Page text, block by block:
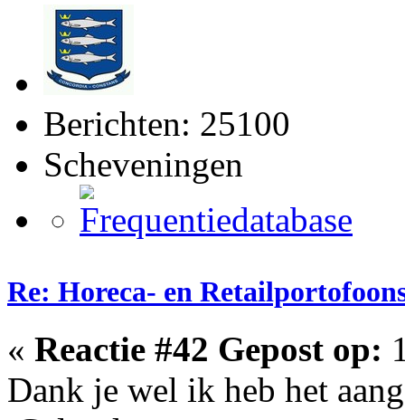
Berichten: 25100
Scheveningen
Re: Horeca- en
« Reactie #42 Gepost op:
Dank je wel ik heb het